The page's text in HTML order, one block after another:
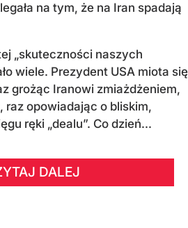
na tym, że na Iran spadają
„skuteczności naszych
wiele. Prezydent USA miota się
grożąc Iranowi zmiażdżeniem,
opowiadając o bliskim,
ręki „dealu”. Co dzień...
DALEJ